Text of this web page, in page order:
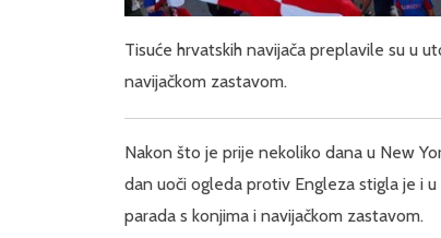
Tisuće hrvatskih navijača preplavile su u
navijačkom zastavom.
Nakon što je prije nekoliko dana u New
dan uoči ogleda protiv Engleza stigla je i
parada s konjima i navijačkom zastavom.